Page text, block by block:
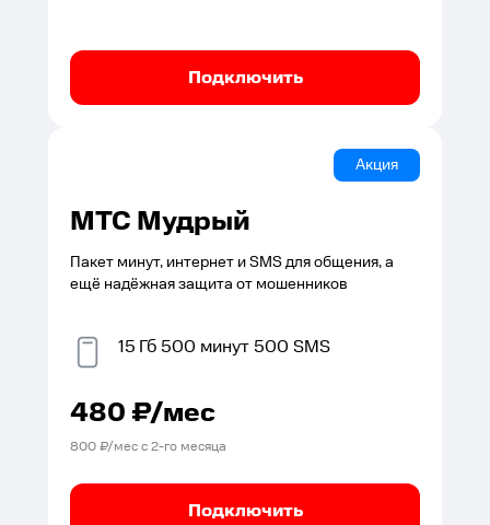
Подключить
Акция
МТС Мудрый
Пакет минут, интернет и SMS для общения, а
ещё надёжная защита от мошенников
15 Гб500 минут500 SMS
480₽/мес
800₽/мес с2-го месяца
Подключить